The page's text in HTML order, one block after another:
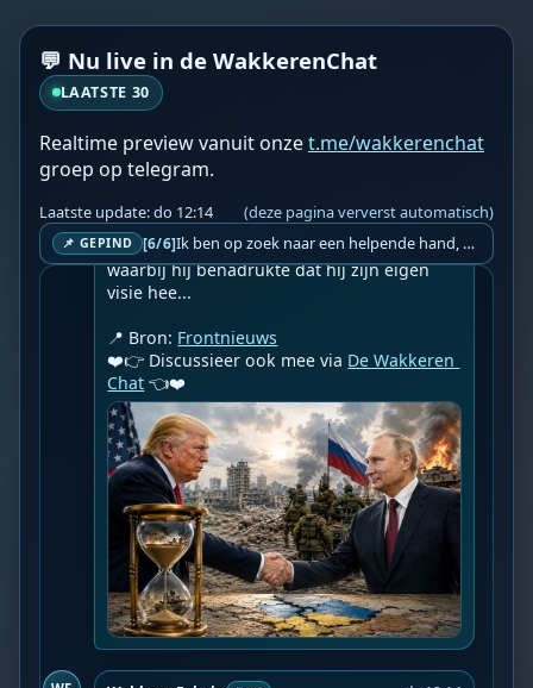
💬 Nu live in de WakkerenChat
LAATSTE 30
Realtime preview vanuit onzet.me/wakkerenchat
groep op telegram.
Laatste update: do 12:14 (deze pagina ververst automatisch)
📌 GEPIND [6/6] Ik ben op zoek naar een helpende hand, een menselijk oog, een admin die helpt met controleren of de chat wel correct word gemodereerd word door NoMoSpam. 98% gaat automatisch goed, toch ik dit nooit helemaal loslaten en moet er altijd een mens mee blijven opletten bij elke beslissing die gemaakt word. Waar bestaan de werkzaamheden uit? Mee kijken in admin log kanaal naar alle drugs/porno/scams die voorbij komen en in het geval van een randgevalletje, ingrijpen en b.v. een verwijderd maar wel toegestaan bericht terug plaatsen met een druk op de knop. tsja zo banaal en simpel is het gesteld.. Word je hier blij van? Nee. Strookt het je ego? Nee. Word je er beter van? Nee. Kost het veel tijd? Totaal niet, consistentie en regelmaat is belangrijker dan 'er even voor kunnen gaan zitten'.. het werk is in een paar seconden gepiept.. je checkt puur of AI de juiste beslissing heeft gemaakt.. …
m vrede in Oekraïne te bewerkstelligen, ma
Geupload door:
--
Poetin kondigde woensdag tijdens een
bijeenkomst in het Kremlin met de leiding
van het ministerie van Defensie
koelbloedig een grote herschikking van
Russische commandanten in het gebied
van de speciale militaire operatie aan,
waarbij hij benadrukte dat hij zijn eigen
visie hee...
📍 Bron: Frontnieuws
❤️👉 Discussieer ook mee via De Wakkeren
Chat 👈❤️